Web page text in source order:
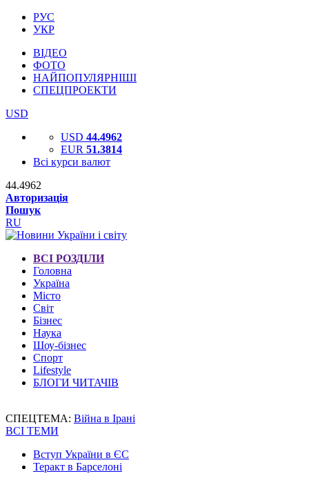
РУС
УКР
ВІДЕО
ФОТО
НАЙПОПУЛЯРНІШІ
СПЕЦПРОЕКТИ
USD
USD 44.4962
EUR 51.3814
Всі курси валют
44.4962
Авторизація
Пошук
RU
ВСІ РОЗДІЛИ
Головна
Україна
Місто
Світ
Бізнес
Наука
Шоу-бізнес
Спорт
Lifestyle
БЛОГИ ЧИТАЧІВ
СПЕЦТЕМА: Війна в Ірані
ВСІ ТЕМИ
Вступ України в ЄС
Теракт в Барселоні